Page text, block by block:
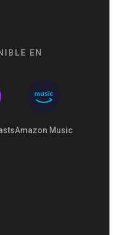
EN
music
Amazon Music